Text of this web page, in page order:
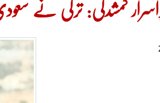
گمشدگی: ترکی نے